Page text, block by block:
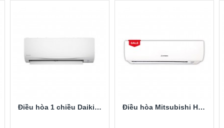
Điều hòa 1 chiều Daikin 9.000BTU FTF25XAV1V Điều hòa Mitsubishi Heavy 1 chiều 12000BTU SRK/SRC12CT-S5